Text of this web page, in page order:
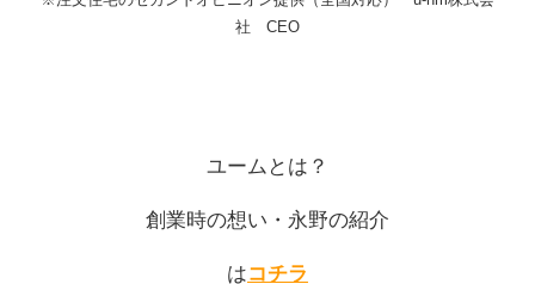
社 CEO
ユームとは？
創業時の想い ・永野の紹介
はコチラ